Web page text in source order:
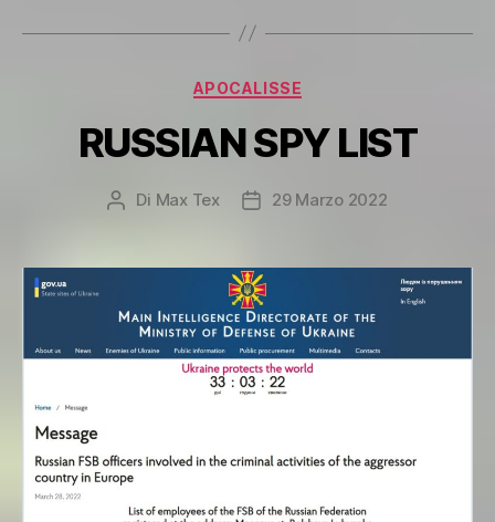
Categorie
APOCALISSE
RUSSIAN SPY LIST
Autore
Di Max Tex
Data29 Marzo 2022